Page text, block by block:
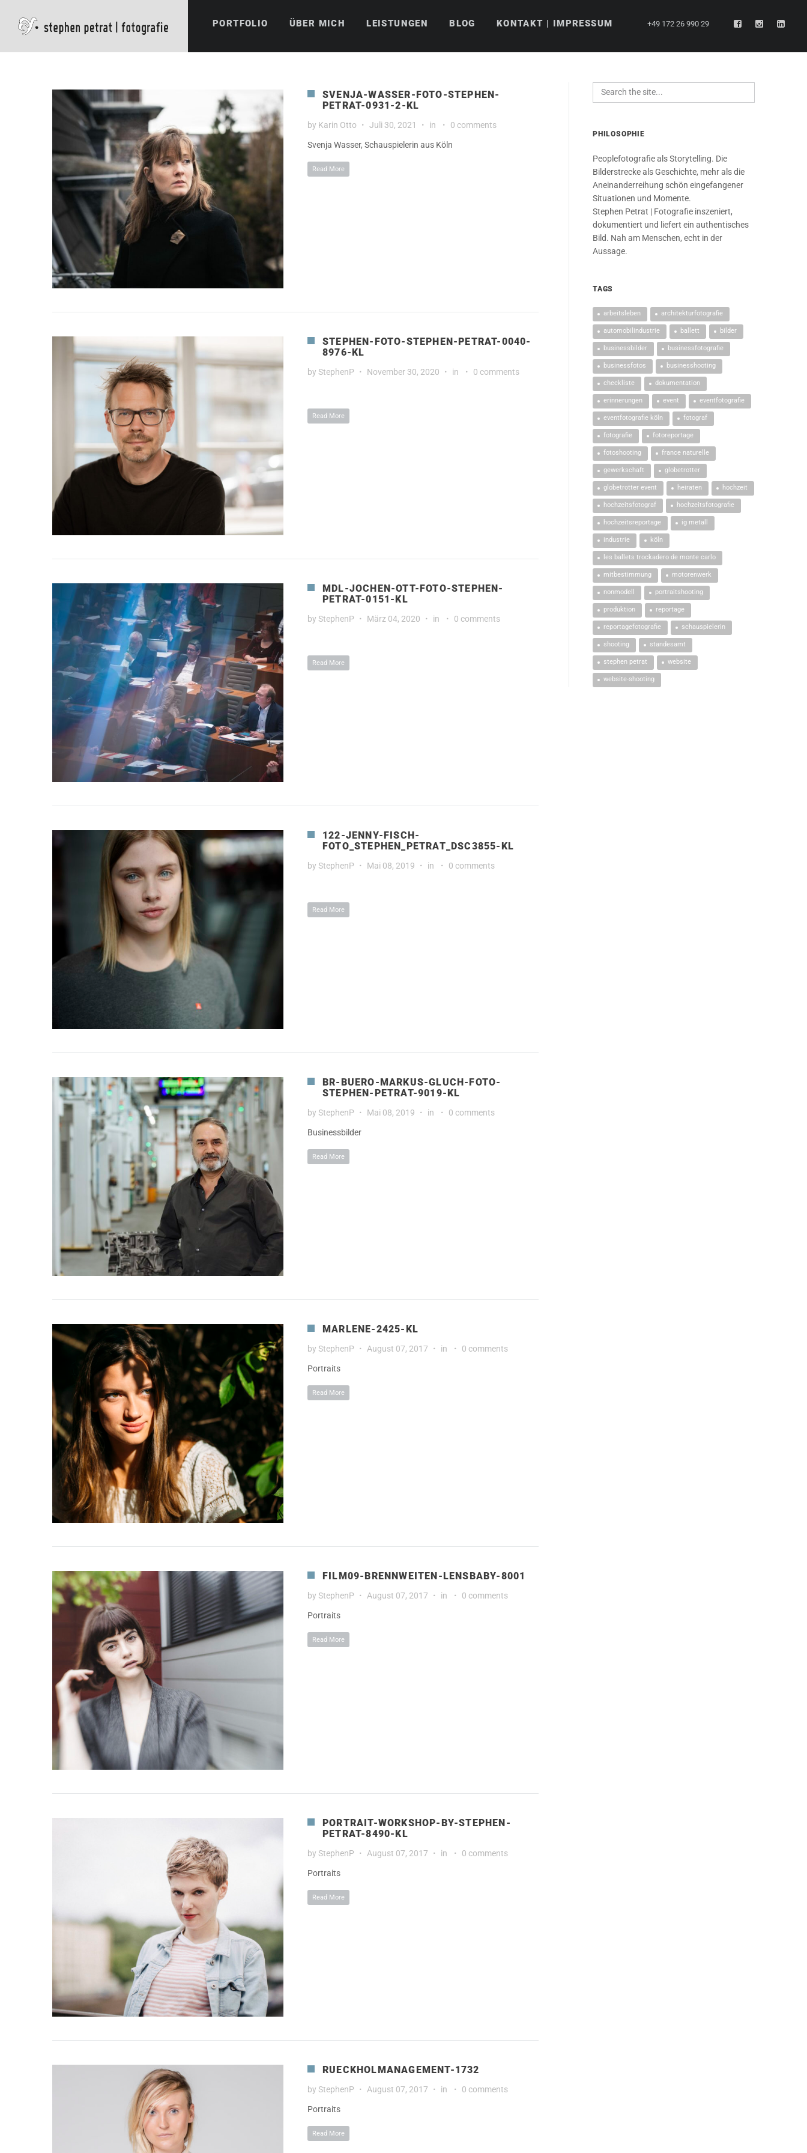
PORTFOLIO ÜBER MICH LEISTUNGEN BLOG KONTAKT | IMPRESSUM +49 172 26 990 29
SVENJA-WASSER-FOTO-STEPHEN-
PETRAT-0931-2-KL
by Karin Otto Juli 30, 2021 in 0 comments
Svenja Wasser, Schauspielerin aus Köln
Read More
STEPHEN-FOTO-STEPHEN-PETRAT-0040-
8976-KL
by StephenP November 30, 2020 in 0 comments
Read More
MDL-JOCHEN-OTT-FOTO-STEPHEN-
PETRAT-0151-KL
by StephenP März 04, 2020 in 0 comments
Read More
122-JENNY-FISCH-
FOTO_STEPHEN_PETRAT_DSC3855-KL
by StephenP Mai 08, 2019 in 0 comments
Read More
BR-BUERO-MARKUS-GLUCH-FOTO-
STEPHEN-PETRAT-9019-KL
by StephenP Mai 08, 2019 in 0 comments
Businessbilder
Read More
MARLENE-2425-KL
by StephenP August 07, 2017 in 0 comments
Portraits
Read More
FILM09-BRENNWEITEN-LENSBABY-8001
by StephenP August 07, 2017 in 0 comments
Portraits
Read More
PORTRAIT-WORKSHOP-BY-STEPHEN-
PETRAT-8490-KL
by StephenP August 07, 2017 in 0 comments
Portraits
Read More
RUECKHOLMANAGEMENT-1732
by StephenP August 07, 2017 in 0 comments
Portraits
Read More
PHILOSOPHIE
Peoplefotografie als Storytelling. Die
Bilderstrecke als Geschichte, mehr als die
Aneinanderreihung schön eingefangener
Situationen und Momente.
Stephen Petrat | Fotografie inszeniert,
dokumentiert und liefert ein authentisches
Bild. Nah am Menschen, echt in der
Aussage.
TAGS
arbeitsleben architekturfotografie
automobilindustrie ballett bilder
businessbilder businessfotografie
businessfotos businesshooting
checkliste dokumentation
erinnerungen event eventfotografie
eventfotografie köln fotograf
fotografie fotoreportage
fotoshooting france naturelle
gewerkschaft globetrotter
globetrotter event heiraten hochzeit
hochzeitsfotograf hochzeitsfotografie
hochzeitsreportage ig metall
industrie köln
les ballets trockadero de monte carlo
mitbestimmung motorenwerk
nonmodell portraitshooting
produktion reportage
reportagefotografie schauspielerin
shooting standesamt
stephen petrat website
website-shooting